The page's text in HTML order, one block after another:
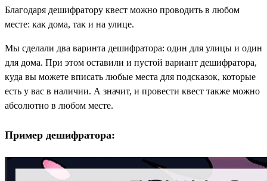
Благодаря дешифратору квест можно проводить в любом
месте: как дома, так и на улице.
Мы сделали два варинта дешифратора: один для улицы и один
для дома. При этом оставили и пустой вариант дешифратора,
куда вы можете вписать любые места для подсказок, которые
есть у вас в наличии. А значит, и провести квест также можно
абсолютно в любом месте.
Пример дешифратора: